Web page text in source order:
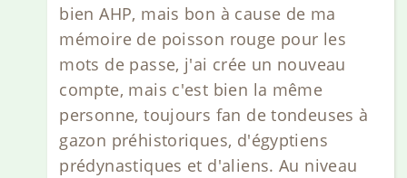
bien AHP, mais bon à cause de ma
mémoire de poisson rouge pour les
mots de passe, j'ai crée un nouveau
compte, mais c'est bien la même
personne, toujours fan de tondeuses à
gazon préhistoriques, d'égyptiens
prédynastiques et d'aliens. Au niveau